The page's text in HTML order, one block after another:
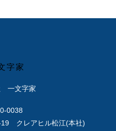
一文字家
0038
19 クレアヒル松江(本社)